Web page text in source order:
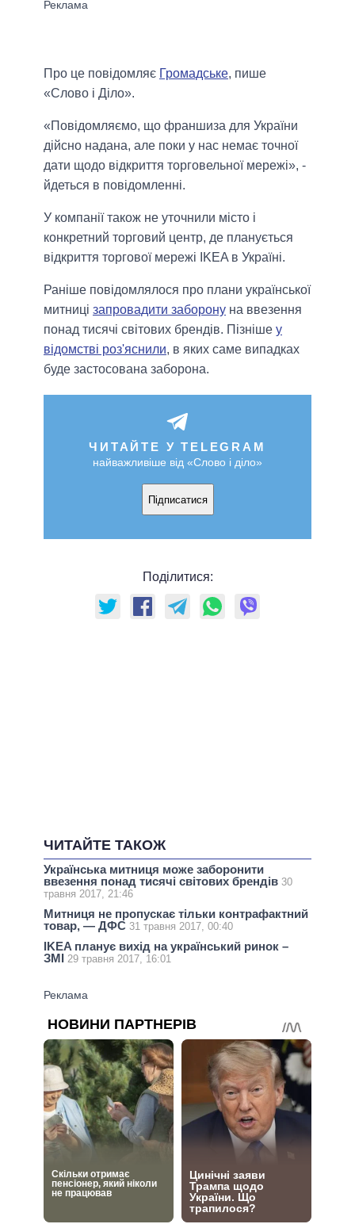
Про це повідомляє Громадське, пише
«Слово і Діло».
«Повідомляємо, що франшиза для України
дійсно надана, але поки у нас немає точної
дати щодо відкриття торговельної мережі», -
йдеться в повідомленні.
У компанії також не уточнили місто і
конкретний торговий центр, де планується
відкриття торгової мережі IKEA в Україні.
Раніше повідомлялося про плани української
митниці запровадити заборону на ввезення
понад тисячі світових брендів. Пізніше у
відомстві роз'яснили, в яких саме випадках
буде застосована заборона.
ЧИТАЙТЕ У TELEGRAM
найважливіше від «Слово і діло»
Підписатися
Поділитися:
ЧИТАЙТЕ ТАКОЖ
Українська митниця може заборонити
ввезення понад тисячі світових брендів 30
травня 2017, 21:46
Митниця не пропускає тільки контрафактний
товар, — ДФС 31 травня 2017, 00:40
IKEA планує вихід на український ринок –
ЗМІ 29 травня 2017, 16:01